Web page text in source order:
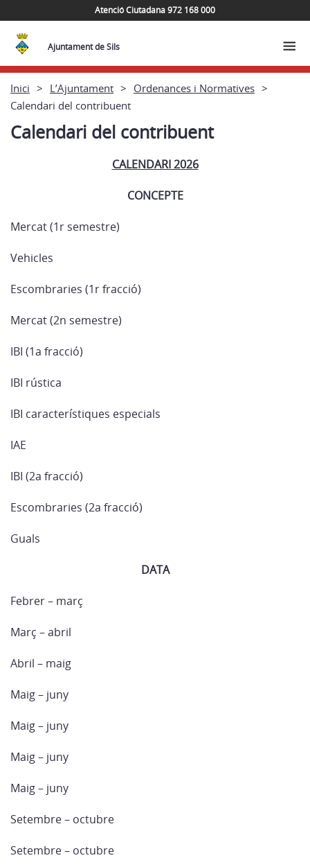
Atenció Ciutadana 972 168 000
Ajuntament de Sils
Inici L’Ajuntament
Ordenances i Normatives
Calendari del contribuent
Calendari del contribuent
CALENDARI 2026
CONCEPTE
Mercat (1r semestre)
Vehicles
Escombraries (1r fracció)
Mercat (2n semestre)
IBI (1a fracció)
IBI rústica
IBI característiques especials
IAE
IBI (2a fracció)
Escombraries (2a fracció)
Guals
DATA
Febrer – març
Març – abril
Abril – maig
Maig – juny
Maig – juny
Maig – juny
Maig – juny
Setembre – octubre
Setembre – octubre